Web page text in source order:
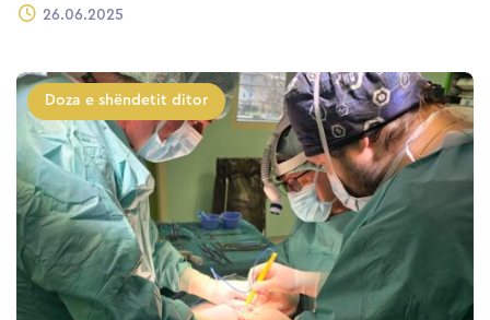
26.06.2025
Doza e shëndetit ditor